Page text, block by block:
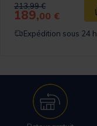
panier
Price reduced from
213,99 €to
189,00 €
Expédition sous 24 h